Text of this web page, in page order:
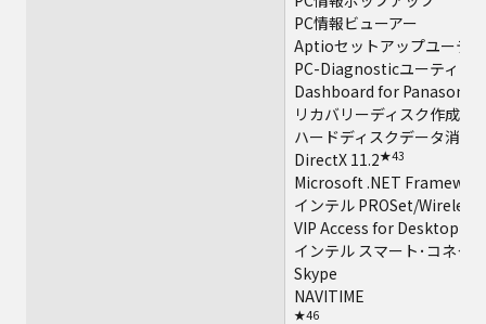
PC情報ビューアー
Aptioセットアップユーテ
PC-Diagnosticユーティリ
Dashboard for Panasonic
リカバリーディスク作成ユ
ハードディスクデータ消去
DirectX 11.2★43
Microsoft .NET
インテル PROSet/
VIP Access for Desktop（
インテル スマート･コネク
Skype
NAVITIME
★46